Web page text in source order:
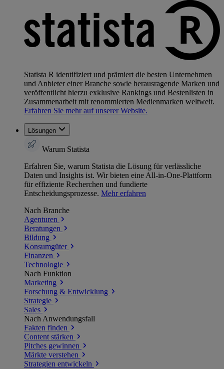
Statista R identifiziert und prämiert die besten Unternehmen
und Anbieter einer Branche sowie herausragende Marken und
veröffentlicht hierzu exklusive Rankings und Bestenlisten in
Zusammenarbeit mit renommierten Medienmarken weltweit.
Erfahren Sie mehr auf unserer Website.
Lösungen
Warum Statista
Erfahren Sie, warum Statista die Lösung für verlässliche
Daten und Insights ist. Wir bieten eine All-in-One-Plattform
für effiziente Recherchen und fundierte
Entscheidungsprozesse. Mehr erfahren
Nach Branche
Agenturen
Beratungen
Bildung
Konsumgüter
Finanzen
Technologie
Nach Funktion
Marketing
Forschung & Entwicklung
Strategie
Sales
Nach Anwendungsfall
Fakten finden
Content stärken
Pitches gewinnen
Märkte verstehen
Strategien entwickeln